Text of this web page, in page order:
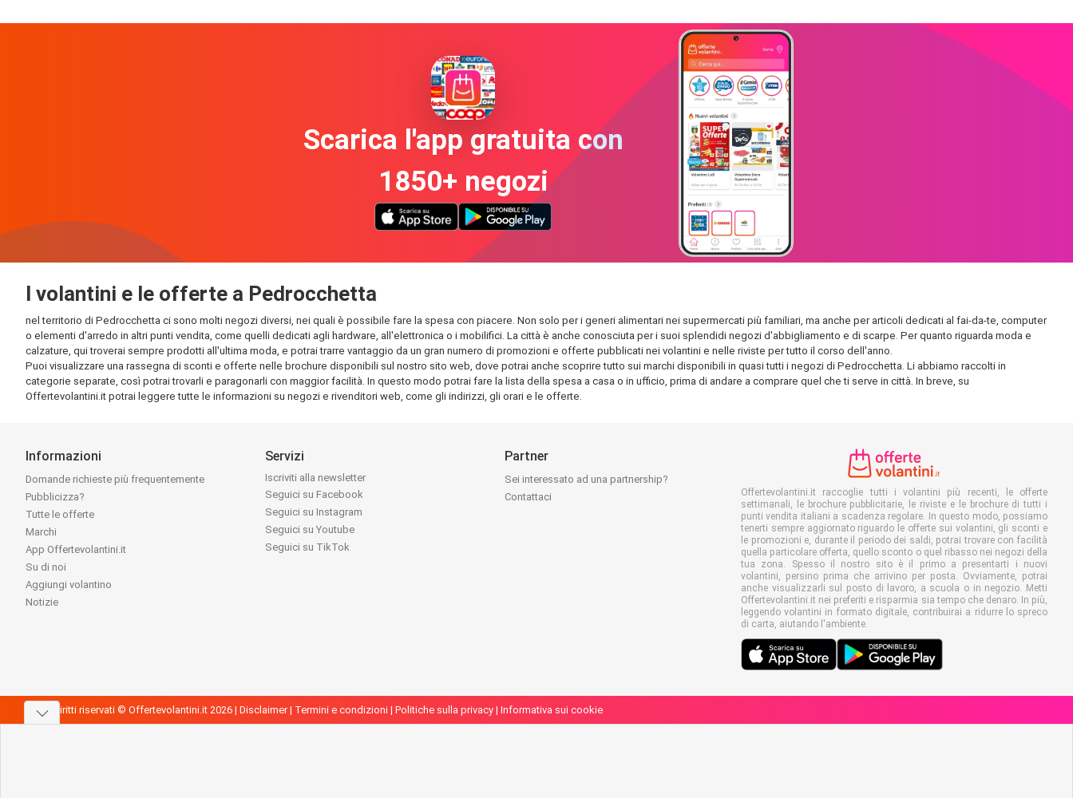
Scarica l'app gratuita con
1850+ negozi
I volantini e le offerte a Pedrocchetta
nel territorio di Pedrocchetta ci sono molti negozi diversi, nei quali è possibile fare la spesa con piacere. Non solo per i generi alimentari nei supermercati più familiari, ma anche per articoli dedicati al fai-da-te, computer
o elementi d'arredo in altri punti vendita, come quelli dedicati agli hardware, all'elettronica o i mobilifici. La città è anche conosciuta per i suoi splendidi negozi d'abbigliamento e di scarpe. Per quanto riguarda moda e
calzature, qui troverai sempre prodotti all'ultima moda, e potrai trarre vantaggio da un gran numero di promozioni e offerte pubblicati nei volantini e nelle riviste per tutto il corso dell'anno.
Puoi visualizzare una rassegna di sconti e offerte nelle brochure disponibili sul nostro sito web, dove potrai anche scoprire tutto sui marchi disponibili in quasi tutti i negozi di Pedrocchetta. Li abbiamo raccolti in
categorie separate, così potrai trovarli e paragonarli con maggior facilità. In questo modo potrai fare la lista della spesa a casa o in ufficio, prima di andare a comprare quel che ti serve in città. In breve, su
Offertevolantini.it potrai leggere tutte le informazioni su negozi e rivenditori web, come gli indirizzi, gli orari e le offerte.
Informazioni
Domande richieste più frequentemente
Pubblicizza?
Tutte le offerte
Marchi
App Offertevolantini.it
Su di noi
Aggiungi volantino
Notizie
Servizi
Iscriviti alla newsletter
Seguici su Facebook
Seguici su Instagram
Seguici su Youtube
Seguici su TikTok
Partner
Sei interessato ad una partnership?
Contattaci
Offertevolantini.it raccoglie tutti i volantini più recenti, le offerte
settimanali, le brochure pubblicitarie, le riviste e le brochure di tutti i
punti vendita italiani a scadenza regolare. In questo modo, possiamo
tenerti sempre aggiornato riguardo le offerte sui volantini, gli sconti e
le promozioni e, durante il periodo dei saldi, potrai trovare con facilità
quella particolare offerta, quello sconto o quel ribasso nei negozi della
tua zona. Spesso il nostro sito è il primo a presentarti i nuovi
volantini, persino prima che arrivino per posta. Ovviamente, potrai
anche visualizzarli sul posto di lavoro, a scuola o in negozio. Metti
Offertevolantini.it nei preferiti e risparmia sia tempo che denaro. In più,
leggendo volantini in formato digitale, contribuirai a ridurre lo spreco
di carta, aiutando l'ambiente.
Tutti i diritti riservati © Offertevolantini.it 2026 | Disclaimer| Termini e condizioni | Politiche sulla privacy | Informativa sui cookie